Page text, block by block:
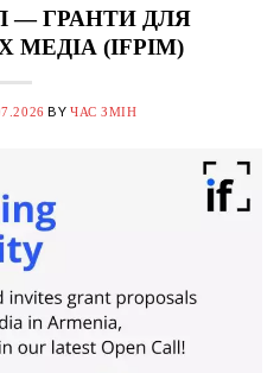
— ГРАНТИ ДЛЯ
(IFPIM)
BY ЧАС ЗМІН